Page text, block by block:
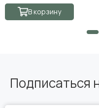
В корзину
Подписаться